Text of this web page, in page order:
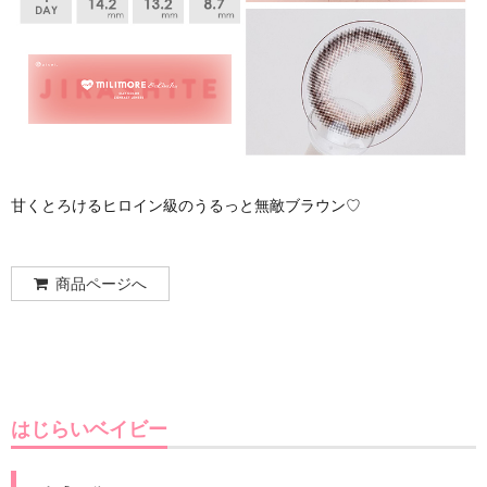
甘くとろけるヒロイン級のうるっと無敵ブラウン♡
商品ページへ
はじらいベイビー